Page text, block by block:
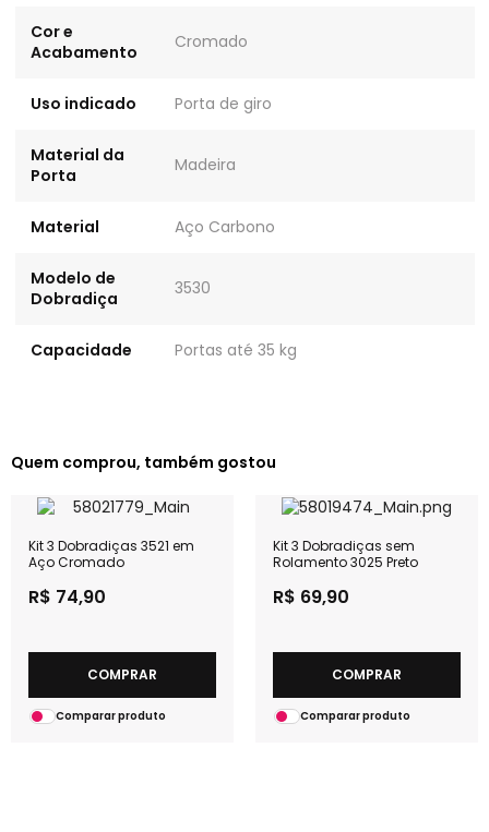
Cor e
Acabamento
Cromado
Uso indicado Porta de giro
Material da
Porta
Madeira
Material Aço Carbono
Modelo de
Dobradiça
3530
Capacidade Portas até 35 kg
Quem comprou, também gostou
Kit 3 Dobradiças 3521 em
Aço Cromado
R$ 74,90
COMPRAR
Comparar produto
Kit 3 Dobradiças sem
Rolamento 3025 Preto
R$ 69,90
COMPRAR
Comparar produto